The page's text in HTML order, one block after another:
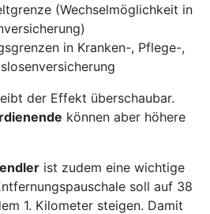
(Wechselmöglichkeit in
in Kranken-, Pflege-,
der Effekt überschaubar.
können aber höhere
ist zudem eine wichtige
soll auf 38
1. Kilometer steigen. Damit